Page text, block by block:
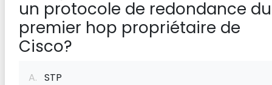
un protocole de redondance du
premier hop propriétaire de
Cisco?
A. STP